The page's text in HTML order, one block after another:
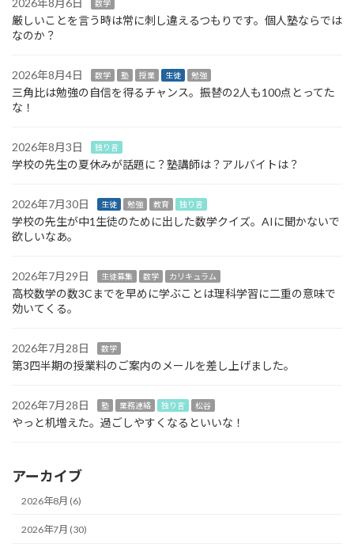
2026年8月6日 数学
厳しいことを言う時は常に刺し違えるつもりです。個人塾ならでは
なのか？
2026年8月4日 数学 塾 授業 生徒 勉強
三角比は勉強の自信を得るチャンス。振替の2人も100点とってた
な！
2026年8月3日 独り言
学校の先生の夏休みが話題に？塾講師は？アルバイトは？
2026年7月30日 生徒 勉強 教育 独り言
学校の先生が中1生徒のために出した数学クイズ。AIに聞かないで
欲しいなあ。
2026年7月29日 生徒募集 数学 カリキュラム
高校数学の数3Cまでを早めに学ぶことは理科学習に二重の意味で
効いてくる。
2026年7月28日 数学
第3四半期の授業料のご案内のメールを差し上げました。
2026年7月28日 塾 業務連絡 独り言 松谷
やっと机増えた。過ごしやすくなるといいな！
アーカイブ
2026年8月 (6)
2026年7月 (30)